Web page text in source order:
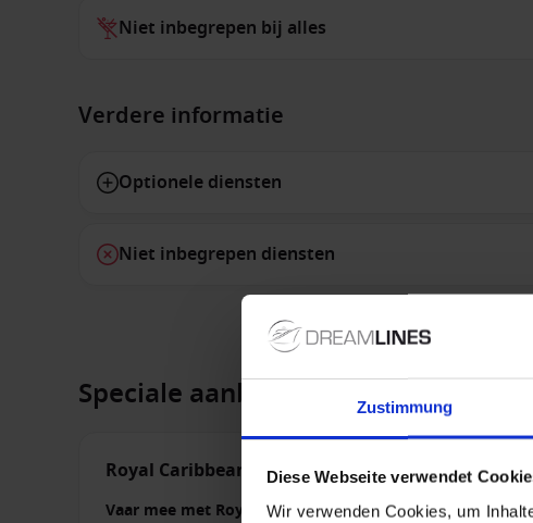
Zustimmung
Diese Webseite verwendet
Wir verwenden Cookies, um
Niet inbegrepen bij alles
Verdere informatie
Optionele diensten
Niet inbegrepen diensten
Speciale aanbiedingen
Royal Caribbean - Aanbiedingen
Vaar mee met Royal Caribbean en profiteer tijdelijk